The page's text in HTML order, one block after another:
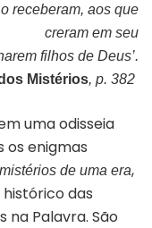
receberam, aos que
creram em seu
filhos de Deus’.
Mistérios, p. 382
umaodisseia
os enigmas
de uma era,
das
na Palavra. São